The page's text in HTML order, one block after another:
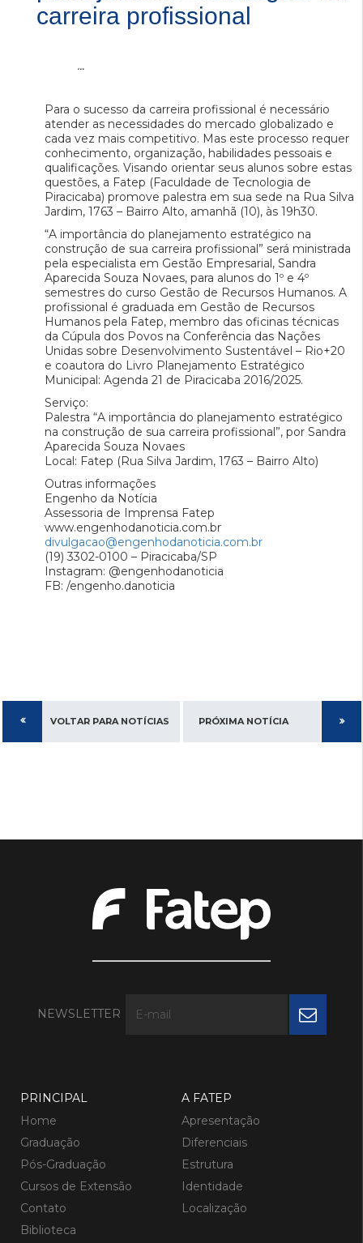
carreira profissional
...
Para o sucesso da carreira profissional é necessário
atender as necessidades do mercado globalizado e
cada vez mais competitivo. Mas este processo requer
conhecimento, organização, habilidades pessoais e
qualificações. Visando orientar seus alunos sobre estas
questões, a Fatep (Faculdade de Tecnologia de
Piracicaba) promove palestra em sua sede na Rua Silva
Jardim, 1763 – Bairro Alto, amanhã (10), às 19h30.
“A importância do planejamento estratégico na
construção de sua carreira profissional” será ministrada
pela especialista em Gestão Empresarial, Sandra
Aparecida Souza Novaes, para alunos do 1º e 4º
semestres do curso Gestão de Recursos Humanos. A
profissional é graduada em Gestão de Recursos
Humanos pela Fatep, membro das oficinas técnicas
da Cúpula dos Povos na Conferência das Nações
Unidas sobre Desenvolvimento Sustentável – Rio+20
e coautora do Livro Planejamento Estratégico
Municipal: Agenda 21 de Piracicaba 2016/2025.
Serviço:
Palestra “A importância do planejamento estratégico
na construção de sua carreira profissional”, por Sandra
Aparecida Souza Novaes
Local: Fatep (Rua Silva Jardim, 1763 – Bairro Alto)
Outras informações
Engenho da Notícia
Assessoria de Imprensa Fatep
www.engenhodanoticia.com.br
divulgacao@engenhodanoticia.com.br
(19) 3302-0100 – Piracicaba/SP
Instagram: @engenhodanoticia
FB: /engenho.danoticia
VOLTAR PARA NOTÍCIAS PRÓXIMA NOTÍCIA
NEWSLETTER
PRINCIPAL
Home
Graduação
Pós-Graduação
Cursos de Extensão
Contato
Biblioteca
A FATEP
Apresentação
Diferenciais
Estrutura
Identidade
Localização